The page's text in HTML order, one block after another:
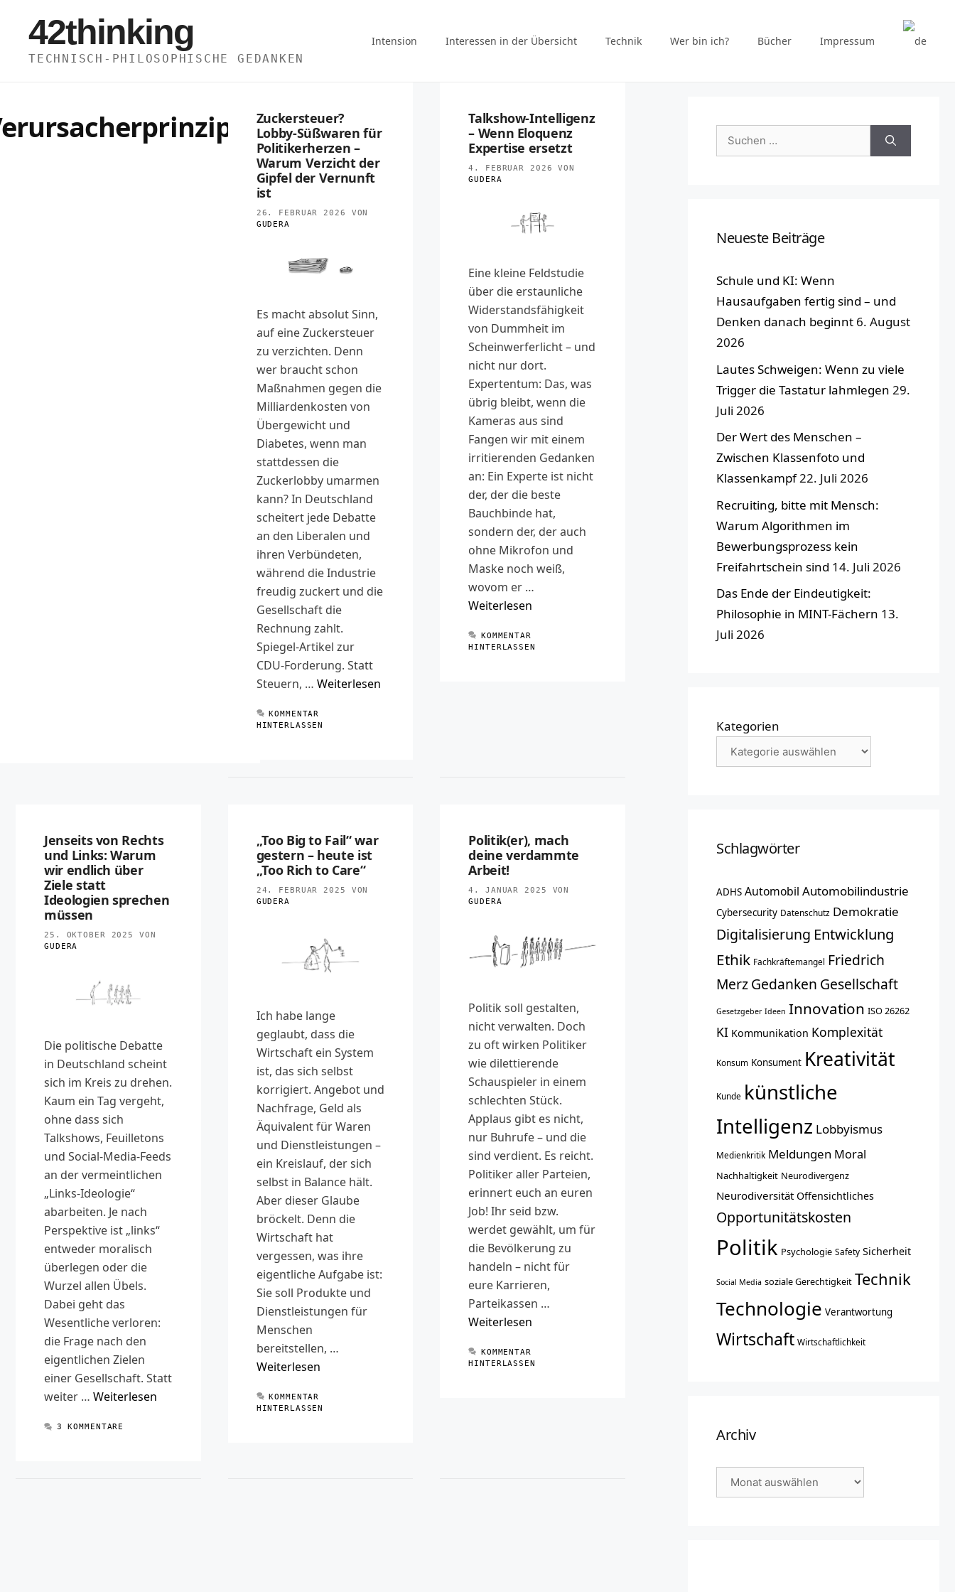
Inhalt
springen
42thinking
TECHNISCH-PHILOSOPHISCHE GEDANKEN
Intension Interessen in der Übersicht Technik Wer bin ich? Bücher Impressum
Zuckersteuer?
Lobby-Süßwaren für
Politikerherzen –
Warum Verzicht der
Gipfel der Vernunft
ist
26. FEBRUAR 2026
VON
GUDERA
Es macht absolut Sinn,
auf eine Zuckersteuer
zu verzichten. Denn
wer braucht schon
Maßnahmen gegen die
Milliardenkosten von
Übergewicht und
Diabetes, wenn man
stattdessen die
Zuckerlobby umarmen
kann? In Deutschland
scheitert jede Debatte
an den Liberalen und
ihren Verbündeten,
während die Industrie
freudig zuckert und die
Gesellschaft die
Rechnung zahlt.
Spiegel-Artikel zur
CDU-Forderung. Statt
Steuern, … Weiterlesen
KOMMENTAR
HINTERLASSEN
Talkshow-Intelligenz
– Wenn Eloquenz
Expertise ersetzt
4. FEBRUAR 2026
VON
GUDERA
Eine kleine Feldstudie
über die erstaunliche
Widerstandsfähigkeit
von Dummheit im
Scheinwerferlicht – und
nicht nur dort.
Expertentum: Das, was
übrig bleibt, wenn die
Kameras aus sind
Fangen wir mit einem
irritierenden Gedanken
an: Ein Experte ist nicht
der, der die beste
Bauchbinde hat,
sondern der, der auch
ohne Mikrofon und
Maske noch weiß,
wovom er …
Weiterlesen
KOMMENTAR
HINTERLASSEN
Jenseits von Rechts
und Links: Warum
wir endlich über
Ziele statt
Ideologien sprechen
müssen
25. OKTOBER 2025
VON
GUDERA
Die politische Debatte
in Deutschland scheint
sich im Kreis zu drehen.
Kaum ein Tag vergeht,
ohne dass sich
Talkshows, Feuilletons
und Social-Media-Feeds
an der vermeintlichen
„Links-Ideologie“
abarbeiten. Je nach
Perspektive ist „links“
entweder moralisch
überlegen oder die
Wurzel allen Übels.
Dabei geht das
Wesentliche verloren:
die Frage nach den
eigentlichen Zielen
einer Gesellschaft. Statt
weiter …Weiterlesen
3 KOMMENTARE
„Too Big to Fail“ war
gestern – heute ist
„Too Rich to Care“
24. FEBRUAR 2025
VON
GUDERA
Ich habe lange
geglaubt, dass die
Wirtschaft ein System
ist, das sich selbst
korrigiert. Angebot und
Nachfrage, Geld als
Äquivalent für Waren
und Dienstleistungen –
ein Kreislauf, der sich
selbst in Balance hält.
Aber dieser Glaube
bröckelt. Denn die
Wirtschaft hat
vergessen, was ihre
eigentliche Aufgabe ist:
Sie soll Produkte und
Dienstleistungen für
Menschen
bereitstellen, …
Weiterlesen
KOMMENTAR
HINTERLASSEN
Politik(er), mach
deine verdammte
Arbeit!
4. JANUAR 2025
VON
GUDERA
Politik soll gestalten,
nicht verwalten. Doch
zu oft wirken Politiker
wie dilettierende
Schauspieler in einem
schlechten Stück.
Applaus gibt es nicht,
nur Buhrufe – und die
sind verdient. Es reicht.
Politiker aller Parteien,
erinnert euch an euren
Job! Ihr seid bzw.
werdet gewählt, um für
die Bevölkerung zu
handeln – nicht für
eure Karrieren,
Parteikassen …
Weiterlesen
KOMMENTAR
HINTERLASSEN
Suchen
nach:
Neueste Beiträge
Schule und KI: Wenn
Hausaufgaben fertig sind – und
Denken danach beginnt 6. August
2026
Lautes Schweigen: Wenn zu viele
Trigger die Tastatur lahmlegen 29.
Juli 2026
Der Wert des Menschen –
Zwischen Klassenfoto und
Klassenkampf22. Juli 2026
Recruiting, bitte mit Mensch:
Warum Algorithmen im
Bewerbungsprozess kein
Freifahrtschein sind 14. Juli 2026
Das Ende der Eindeutigkeit:
Philosophie in MINT-Fächern 13.
Juli 2026
Kategorien
Schlagwörter
ADHS Automobil Automobilindustrie
Cybersecurity Datenschutz Demokratie
Digitalisierung Entwicklung
Ethik Fachkräftemangel Friedrich
MerzGedanken Gesellschaft
Gesetzgeber Ideen Innovation ISO 26262
KI Kommunikation Komplexität
Konsum Konsument Kreativität
Kunde künstliche
Intelligenz Lobbyismus
Medienkritik Meldungen Moral
Nachhaltigkeit Neurodivergenz
Neurodiversität Offensichtliches
Opportunitätskosten
Politik Psychologie Safety Sicherheit
Social Media soziale Gerechtigkeit Technik
Technologie Verantwortung
Wirtschaft Wirtschaftlichkeit
Archiv
Archiv